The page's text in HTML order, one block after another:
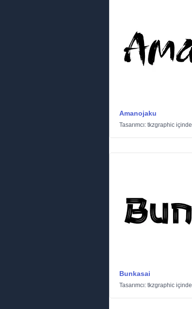
Amanojaku
Tasarımcı: tkzgraphic içinde
Bunkasai
Tasarımcı: tkzgraphic içinde